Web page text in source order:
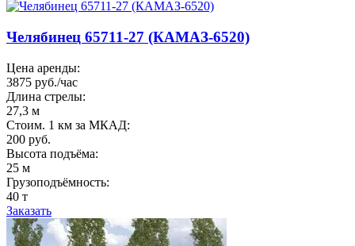
Челябинец 65711-27 (КАМАЗ-6520)
Цена аренды:
3875 руб./час
Длина стрелы:
27,3 м
Стоим. 1 км за МКАД:
200 руб.
Высота подъёма:
25 м
Грузоподъёмность:
40 т
Заказать